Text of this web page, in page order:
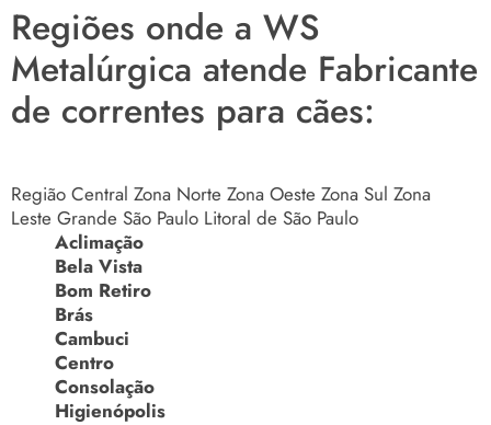
Regiões onde a WS
Metalúrgica atende Fabricante
de correntes para cães:
Região Central Zona Norte Zona Oeste Zona Sul Zona
Leste Grande São Paulo Litoral de São Paulo
Aclimação
Bela Vista
Bom Retiro
Brás
Cambuci
Centro
Consolação
Higienópolis